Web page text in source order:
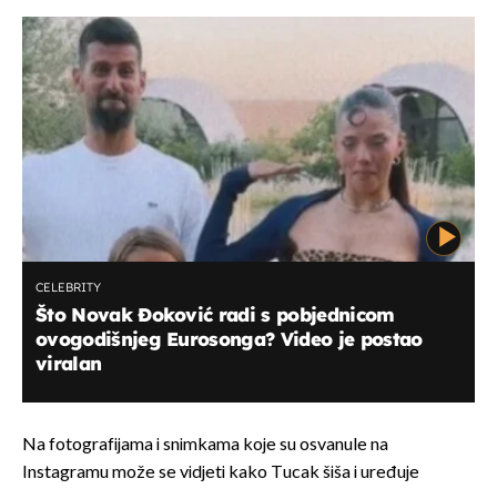
CELEBRITY
Što Novak Đoković radi s pobjednicom
ovogodišnjeg Eurosonga? Video je postao
viralan
Na fotografijama i snimkama koje su osvanule na
Instagramu može se vidjeti kako Tucak šiša i uređuje